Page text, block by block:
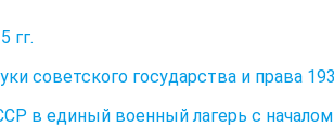
гг.
советского государства и права
в единый военный лагерь с